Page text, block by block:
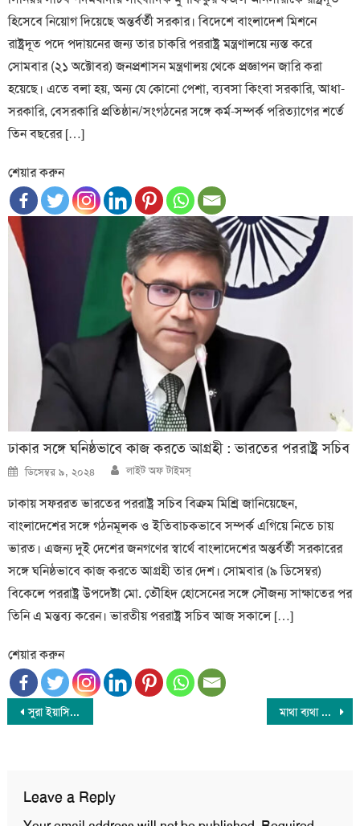
হিসেবে নিয়োগ দিয়েছে অন্তর্বর্তী সরকার। বিদেশে বাংলাদেশ মিশনে
রাষ্ট্রদূত পদে পদায়নের জন্য তার চাকরি পররাষ্ট্র মন্ত্রণালয়ে ন্যস্ত করে
সোমবার (২১ অক্টোবর) জনপ্রশাসন মন্ত্রণালয় থেকে প্রজ্ঞাপন জারি করা
হয়েছে। এতে বলা হয়, অন্য যে কোনো পেশা, ব্যবসা কিংবা সরকারি, আধা-
সরকারি, বেসরকারি প্রতিষ্ঠান/সংগঠনের সঙ্গে কর্ম-সম্পর্ক পরিত্যাগের শর্তে
তিন বছরের […]
শেয়ার করুন
ঢাকার সঙ্গে ঘনিষ্ঠভাবে কাজ করতে আগ্রহী : ভারতের পররাষ্ট্র সচিব
Posted
on
ডিসেম্বর ৯, ২০২৪ Author
লাইট অফ টাইমস্
ঢাকায় সফররত ভারতের পররাষ্ট্র সচিব বিক্রম মিশ্রি জানিয়েছেন,
বাংলাদেশের সঙ্গে গঠনমূলক ও ইতিবাচকভাবে সম্পর্ক এগিয়ে নিতে চায়
ভারত। এজন্য দুই দেশের জনগণের স্বার্থে বাংলাদেশের অন্তর্বর্তী সরকারের
সঙ্গে ঘনিষ্ঠভাবে কাজ করতে আগ্রহী তার দেশ। সোমবার (৯ ডিসেম্বর)
বিকেলে পররাষ্ট্র উপদেষ্টা মো. তৌহিদ হোসেনের সঙ্গে সৌজন্য সাক্ষাতের পর
তিনি এ মন্তব্য করেন। ভারতীয় পররাষ্ট্র সচিব আজ সকালে […]
শেয়ার করুন
Post
সুরা ইয়াসিন Sura Yeasin Hafez সাইফুল ইসলাম পারভেজ Saiful Islam Parvez মাথা ব্যথা এবং মাইগ্রেন কি একই? কিভাবে বুঝবেন?
Leave a Reply